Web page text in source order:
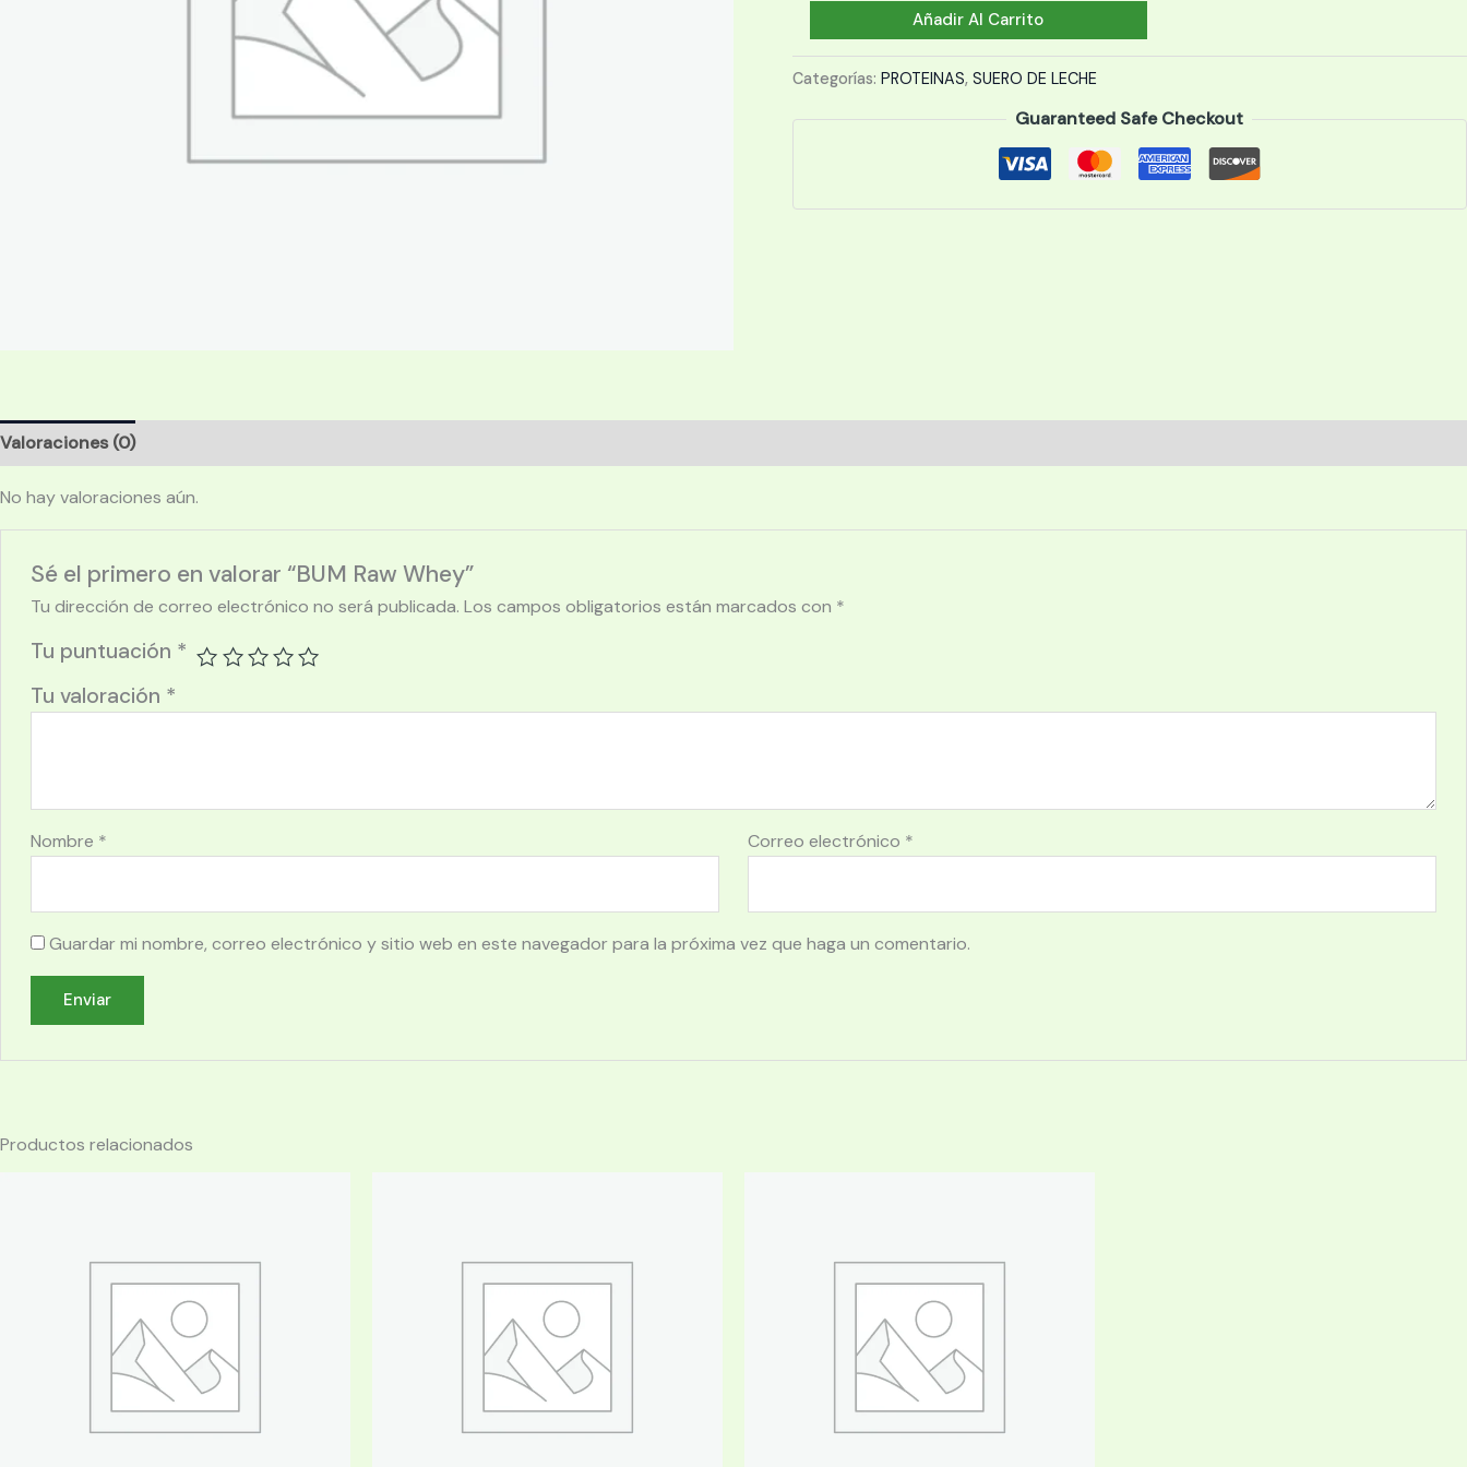
Raw
Whey
Añadir Al Carrito
Categorías: PROTEINAS, SUERO DE LECHE
Guaranteed Safe Checkout
Valoraciones (0)
No hay valoraciones aún.
Sé el primero en valorar “BUM Raw Whey”
Tu dirección de correo electrónico no será publicada. Los campos obligatorios están marcados con *
Tu puntuación *
Tu valoración *
Nombre * Correo electrónico *
Guardar mi nombre, correo electrónico y sitio web en este navegador para la próxima vez que haga un comentario.
Productos relacionados